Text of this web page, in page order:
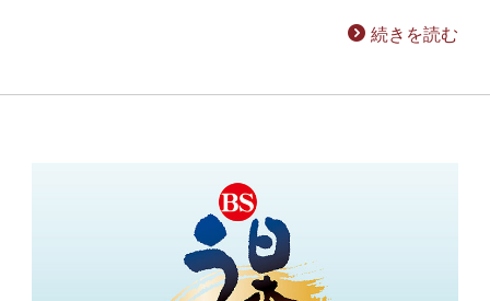
続きを読む